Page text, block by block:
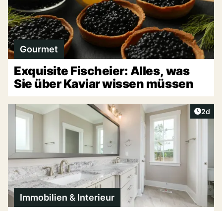
Gourmet
Exquisite Fischeier: Alles, was
Sie über Kaviar wissen müssen
2d
Immobilien & Interieur